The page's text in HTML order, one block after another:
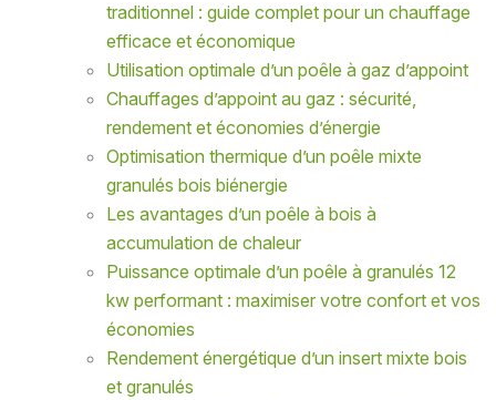
traditionnel : guide complet pour un chauffage
efficace et économique
Utilisation optimale d’un poêle à gaz d’appoint
Chauffages d’appoint au gaz : sécurité,
rendement et économies d’énergie
Optimisation thermique d’un poêle mixte
granulés bois biénergie
Les avantages d’un poêle à bois à
accumulation de chaleur
Puissance optimale d’un poêle à granulés 12
kw performant : maximiser votre confort et vos
économies
Rendement énergétique d’un insert mixte bois
et granulés